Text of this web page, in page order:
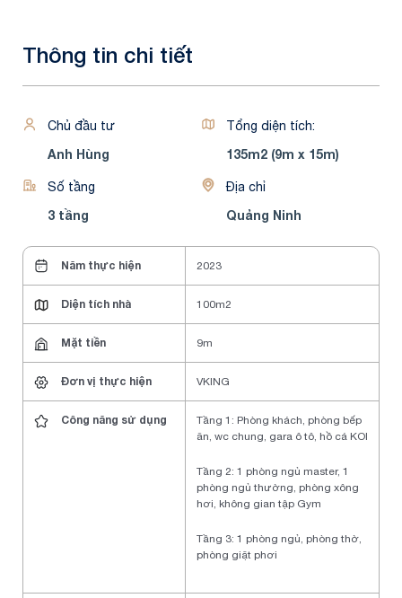
Thông tin chi tiết
Chủ đầu tư
Anh Hùng
Tổng diện tích:
135m2 (9m x 15m)
Số tầng
3 tầng
Địa chỉ
Quảng Ninh
Năm thực hiện 2023
Diện tích nhà 100m2
Mặt tiền 9m
Đơn vị thực hiện VKING
Công năng sử dụng
Tầng 1: Phòng khách, phòng bếp
ăn, wc chung, gara ô tô, hồ cá KOI
Tầng 2: 1 phòng ngủ master, 1
phòng ngủ thường, phòng xông
hơi, không gian tập Gym
Tầng 3: 1 phòng ngủ, phòng thờ,
phòng giặt phơi